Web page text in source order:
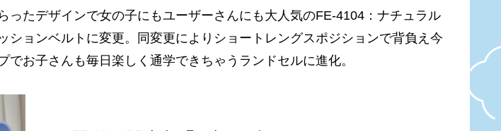
たデザインで女の子にもユーザーさんにも大人気のFE-4104：ナチュラル
ョンベルトに変更。同変更によりショートレングスポジションで背負え今
お子さんも毎日楽しく通学できちゃうランドセルに進化。